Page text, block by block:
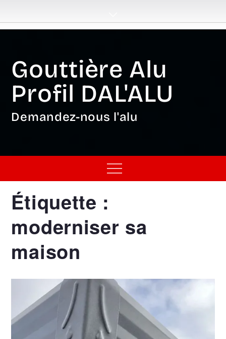
content
Gouttière Alu
Profil DAL'ALU
Demandez-nous l'alu
Menu
Étiquette :
moderniser sa
maison